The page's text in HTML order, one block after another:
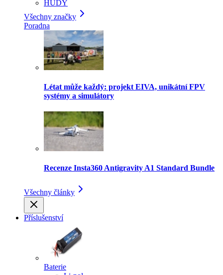
HUDY
Všechny značky
Poradna
Létat může každý: projekt EIVA, unikátní FPV
systémy a simulátory
Recenze Insta360 Antigravity A1 Standard Bundle
Všechny články
Příslušenství
Baterie